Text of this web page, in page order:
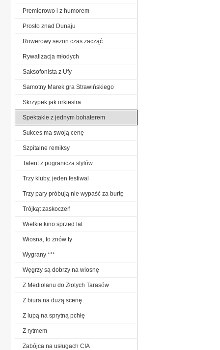
Premierowo i z humorem
Prosto znad Dunaju
Rowerowy sezon czas zacząć
Rywalizacja młodych
Saksofonista z Ufy
Samotny Marek gra Strawińskiego
Skrzypek jak orkiestra
Spektakle z jednym bohaterem
Sukces ma swoją cenę
Szpitalne remiksy
Talent z pogranicza stylów
Trzy kluby, jeden festiwal
Trzy pary próbują nie wypaść za burtę
Trójkąt zaskoczeń
Wielkie kino sprzed lat
Wiosna, to znów ty
Wygrany ***
Węgrzy są dobrzy na wiosnę
Z Mediolanu do Złotych Tarasów
Z biura na dużą scenę
Z lupą na sprytną pchłę
Z rytmem
Zabójca na usługach CIA